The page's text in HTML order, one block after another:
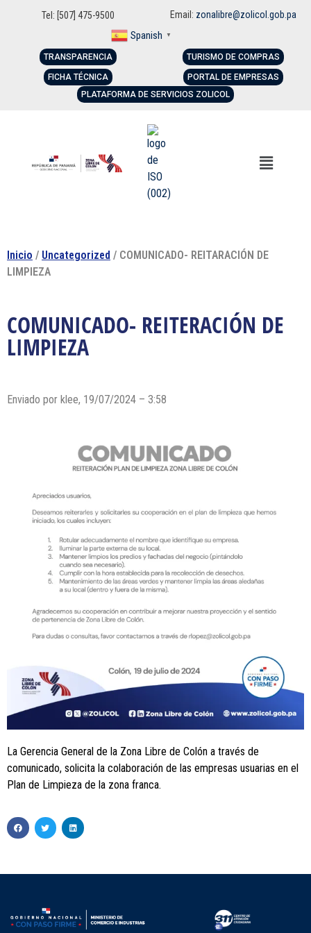
Tel: [507] 475-9500 Email: zonalibre@zolicol.gob.pa
Spanish ▼
TRANSPARENCIA
FICHA TÉCNICA
TURISMO DE COMPRAS
PORTAL DE EMPRESAS
PLATAFORMA DE SERVICIOS ZOLICOL
Inicio / Uncategorized / COMUNICADO- REITARACIÓN DE
LIMPIEZA
COMUNICADO- REITERACIÓN DE
LIMPIEZA
Enviado por klee, 19/07/2024 – 3:58
La Gerencia General de la Zona Libre de Colón a través de
comunicado, solicita la colaboración de las empresas usuarias en el
Plan de Limpieza de la zona franca.